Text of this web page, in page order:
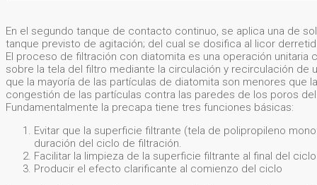
En el segundo tanque de contacto continuo, se aplica una de
tanque previsto de agitación; del cual se dosifica al licor
El proceso de filtración con diatomita es una operación
sobre la tela del filtro mediante la circulación y recirculación
que la mayoría de las partículas de diatomita son menores
congestión de las partículas contra las paredes de los poros
Fundamentalmente la precapa tiene tres funciones básicas:
Evitar que la superficie filtrante (tela de polipropileno
duración del ciclo de filtración.
Facilitar la limpieza de la superficie filtrante al final del ciclo
Producir el efecto clarificante al comienzo del ciclo